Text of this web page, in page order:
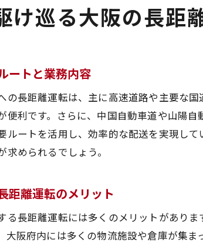
大阪の物流業界で長
必要なスキルと資
物流業界でのネ
け巡る大阪の長距
ートと業務内容
の長距離運転は、主に高速道路や主要な
便利です。さらに、中国自動車道や山陽
ルートを活用し、効率的な配送を実現し
められるでしょう。
距離運転のメリット
る長距離運転には多くのメリットがあり
大阪府内には多くの物流施設や倉庫が集